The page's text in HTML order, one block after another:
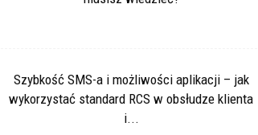
Szybkość SMS-a i możliwości aplikacji – jak
wykorzystać standard RCS w obsłudze klienta
i...